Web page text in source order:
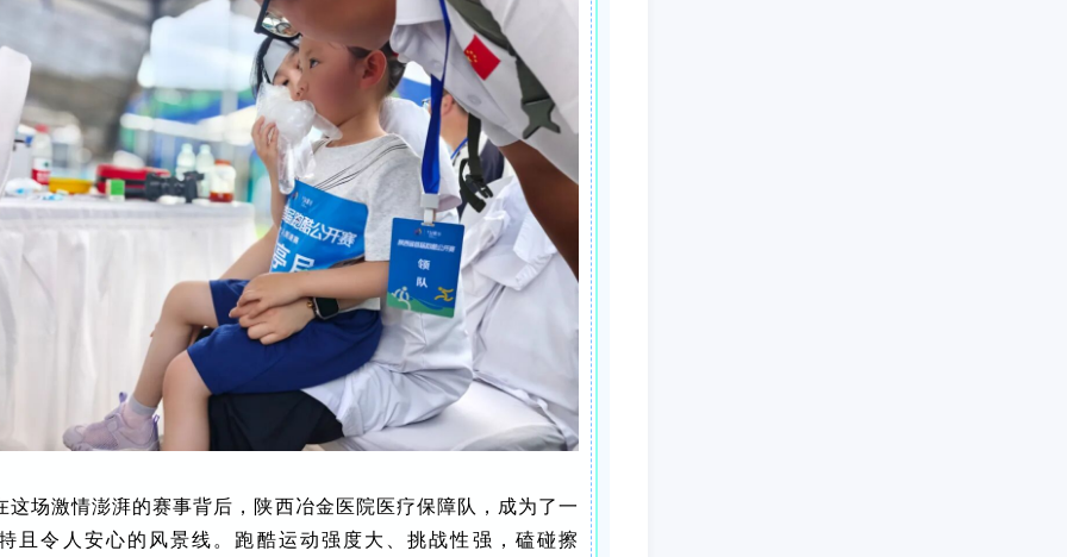
这场激情澎湃的赛事背后，陕西冶金医院医疗保障队，成为了一
且令人安心的风景线。跑酷运动强度大、挑战性强，磕碰擦